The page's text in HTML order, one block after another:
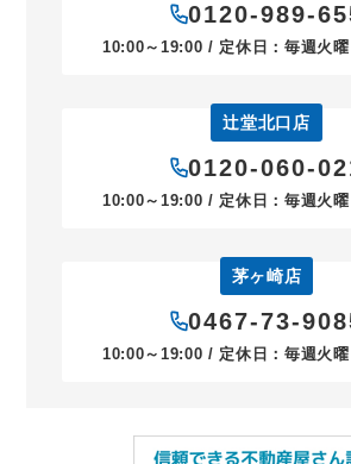
0120-989-
10:00～19:00 / 定休日：毎週火曜
辻堂北口店
0120-060-
10:00～19:00 / 定休日：毎週火曜
茅ヶ崎店
0467-73-
10:00～19:00 / 定休日：毎週火曜